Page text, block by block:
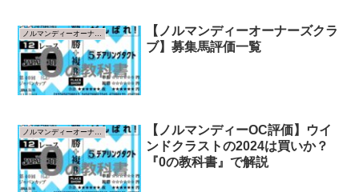
【ノルマンディーオーナーズクラ
ブ】募集馬評価一覧
ノルマンディーオーナーズクラブ
【ノルマンディーOC評価】ウイ
ンドクラストの2024は買いか？
『0の教科書』で解説